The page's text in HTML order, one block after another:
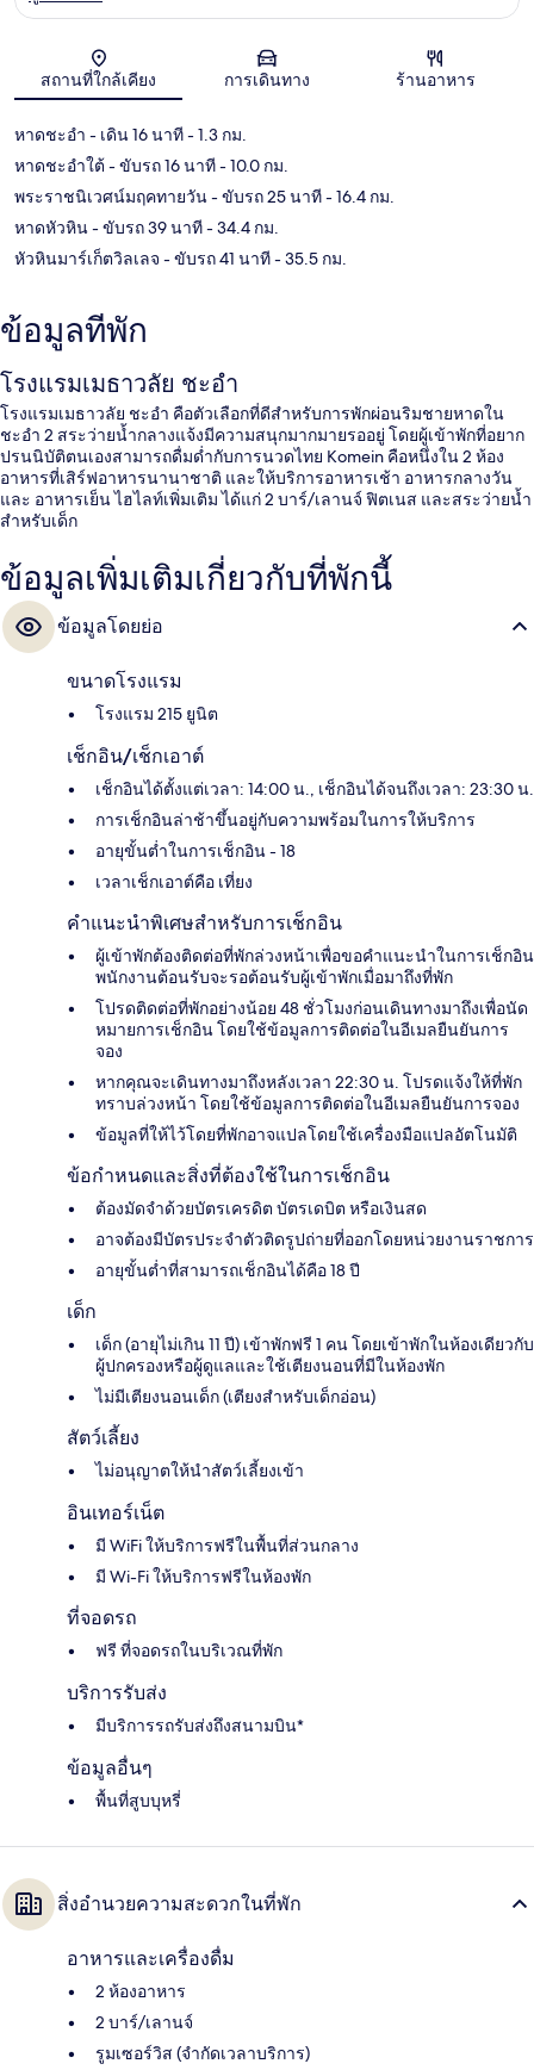
แผนที่
สถานที่ใกล้เคียง การเดินทาง ร้านอาหาร
หาดชะอำ - เดิน 16 นาที- 1.3 กม.
หาดชะอำใต้- ขับรถ 16 นาที- 10.0 กม.
พระราชนิเวศน์มฤคทายวัน- ขับรถ 25 นาที- 16.4 กม.
หาดหัวหิน- ขับรถ 39 นาที- 34.4 กม.
หัวหินมาร์เก็ตวิลเลจ - ขับรถ 41 นาที- 35.5 กม.
ข้อมูลที่พัก
โรงแรมเมธาวลัย ชะอำ
โรงแรมเมธาวลัย ชะอำ คือตัวเลือกที่ดีสำหรับการพักผ่อนริมชายหาดใน
ชะอำ 2 สระว่ายน้ำกลางแจ้งมีความสนุกมากมายรออยู่ โดยผู้เข้าพักที่อยาก
ปรนนิบัติตนเองสามารถดื่มด่ำกับการนวดไทย Komein คือหนึ่งใน 2 ห้อง
อาหารที่เสิร์ฟอาหารนานาชาติ และให้บริการอาหารเช้า อาหารกลางวัน
และ อาหารเย็น ไฮไลท์เพิ่มเติม ได้แก่ 2 บาร์/เลานจ์ ฟิตเนส และสระว่ายน้ำ
สำหรับเด็ก
ข้อมูลเพิ่มเติมเกี่ยวกับที่พักนี้
ข้อมูลโดยย่อ
ขนาดโรงแรม
โรงแรม 215 ยูนิต
เช็กอิน/เช็กเอาต์
เช็กอินได้ตั้งแต่เวลา: 14:00 น., เช็กอินได้จนถึงเวลา: 23:30 น.
การเช็กอินล่าช้าขึ้นอยู่กับความพร้อมในการให้บริการ
อายุขั้นต่ำในการเช็กอิน - 18
เวลาเช็กเอาต์คือ เที่ยง
คำแนะนำพิเศษสำหรับการเช็กอิน
ผู้เข้าพักต้องติดต่อที่พักล่วงหน้าเพื่อขอคำแนะนำในการเช็กอิน
พนักงานต้อนรับจะรอต้อนรับผู้เข้าพักเมื่อมาถึงที่พัก
โปรดติดต่อที่พักอย่างน้อย 48 ชั่วโมงก่อนเดินทางมาถึงเพื่อนัด
หมายการเช็กอิน โดยใช้ข้อมูลการติดต่อในอีเมลยืนยันการ
จอง
หากคุณจะเดินทางมาถึงหลังเวลา 22:30 น. โปรดแจ้งให้ที่พัก
ทราบล่วงหน้า โดยใช้ข้อมูลการติดต่อในอีเมลยืนยันการจอง
ข้อมูลที่ให้ไว้โดยที่พักอาจแปลโดยใช้เครื่องมือแปลอัตโนมัติ
ข้อกำหนดและสิ่งที่ต้องใช้ในการเช็กอิน
ต้องมัดจำด้วยบัตรเครดิต บัตรเดบิต หรือเงินสด
อาจต้องมีบัตรประจำตัวติดรูปถ่ายที่ออกโดยหน่วยงานราชการ
อายุขั้นต่ำที่สามารถเช็กอินได้คือ 18 ปี
เด็ก
เด็ก (อายุไม่เกิน 11 ปี) เข้าพักฟรี 1 คน โดยเข้าพักในห้องเดียวกับ
ผู้ปกครองหรือผู้ดูแลและใช้เตียงนอนที่มีในห้องพัก
ไม่มีเตียงนอนเด็ก (เตียงสำหรับเด็กอ่อน)
สัตว์เลี้ยง
ไม่อนุญาตให้นำสัตว์เลี้ยงเข้า
อินเทอร์เน็ต
มี WiFi ให้บริการฟรีในพื้นที่ส่วนกลาง
มี Wi-Fi ให้บริการฟรีในห้องพัก
ที่จอดรถ
ฟรี ที่จอดรถในบริเวณที่พัก
บริการรับส่ง
มีบริการรถรับส่งถึงสนามบิน*
ข้อมูลอื่นๆ
พื้นที่สูบบุหรี่
สิ่งอำนวยความสะดวกในที่พัก
อาหารและเครื่องดื่ม
2 ห้องอาหาร
2 บาร์/เลานจ์
รูมเซอร์วิส (จำกัดเวลาบริการ)